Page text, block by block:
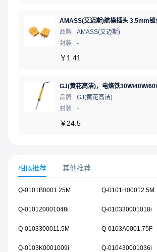
品牌
AMASS(艾迈斯)
封装
-
￥ 1.41
品牌
GJ(黄花高洁)
封装
-
￥ 24.5
相似推荐 其他推荐
Q-0101B0001.25M Q-0101H00012.5M
Q-0101Z0001048i Q-010330001018i
Q-0103300011.5M Q-0103A0001.75F
Q-0103K0001009i Q-010430001036i